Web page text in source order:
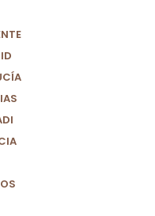
Mujeres